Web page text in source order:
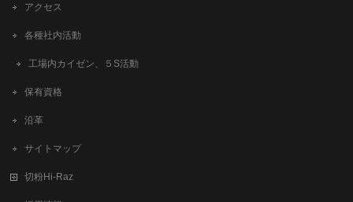
アクセス
各種社内活動
工場内カイゼン、５S活動
保有資格
沿革
サイトマップ
切粉Hi-Raz